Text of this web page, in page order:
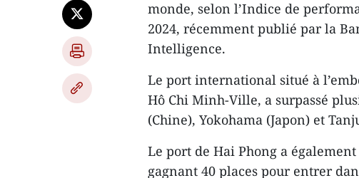
monde, selon l’Indice de
2024, récemment publié par la
Intelligence.
Le port international situé à
Hô Chi Minh-Ville, a surpassé
(Chine), Yokohama (Japon) et
Le port de Hai Phong a
gagnant 40 places pour entrer